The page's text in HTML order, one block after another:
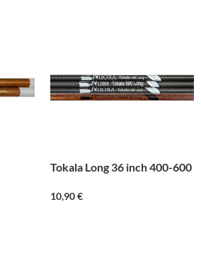
Tokala Long 36 inch 400-600
10,90€